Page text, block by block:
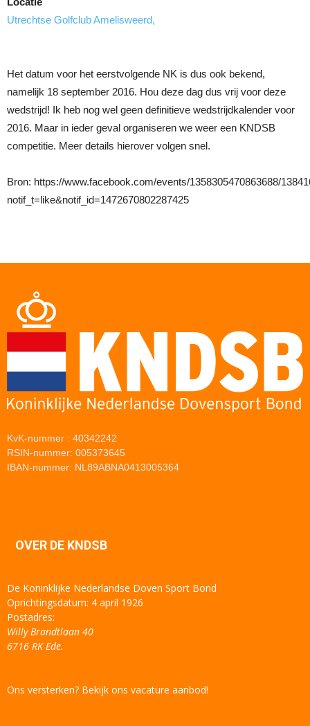
Utrechtse Golfclub Amelisweerd,
Het datum voor het eerstvolgende NK is dus ook bekend,
namelijk 18 september 2016. Hou deze dag dus vrij voor deze
wedstrijd! Ik heb nog wel geen definitieve wedstrijdkalender voor
2016. Maar in ieder geval organiseren we weer een KNDSB
competitie. Meer details hierover volgen snel.
Bron: https://www.facebook.com/events/1358305470863688/
notif_t=like&notif_id=1472670802287425
KvK-nummer : 40342242
RSIN-nummer: 005373645
IBAN-nummer: NL89ABNA0413005364
OVER DE KNDSB
De Koninklijke Nederlandse Doven Sport Bond
Oprichtingsdatum: 4 april 1926
Postadres:
Willy Brandtlaan 40
6716 RK Ede.
Ons versterken? Bekijk ons vacature aanbod!